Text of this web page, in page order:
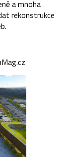
a mnoha
rekonstrukce